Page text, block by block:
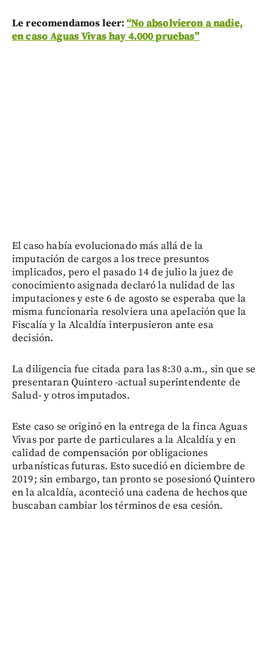
Le recomendamos leer:“No absolvieron a nadie,
en caso Aguas Vivas hay 4.000 pruebas”
El caso había evolucionado más allá de la
imputación de cargos a los trece presuntos
implicados, pero el pasado 14 de julio la juez de
conocimiento asignada declaró la nulidad de las
imputaciones y este 6 de agosto se esperaba que la
misma funcionaria resolviera una apelación que la
Fiscalía y la Alcaldía interpusieron ante esa
decisión.
La diligencia fue citada para las 8:30 a.m., sin que se
presentaran Quintero -actual superintendente de
Salud- y otros imputados.
Este caso se originó en la entrega de la finca Aguas
Vivas por parte de particulares a la Alcaldía y en
calidad de compensación por obligaciones
urbanísticas futuras. Esto sucedió en diciembre de
2019; sin embargo, tan pronto se posesionó Quintero
en la alcaldía, aconteció una cadena de hechos que
buscaban cambiar los términos de esa cesión.